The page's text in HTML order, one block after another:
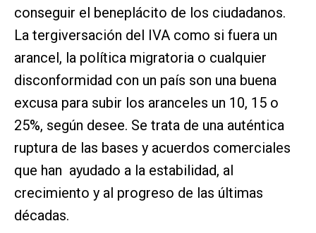
conseguir el beneplácito de los ciudadanos.
La tergiversación del IVA como si fuera un
arancel, la política migratoria o cualquier
disconformidad con un país son una buena
excusa para subir los aranceles un 10, 15 o
25%, según desee. Se trata de una auténtica
ruptura de las bases y acuerdos comerciales
que han ayudado a la estabilidad, al
crecimiento y al progreso de las últimas
décadas.